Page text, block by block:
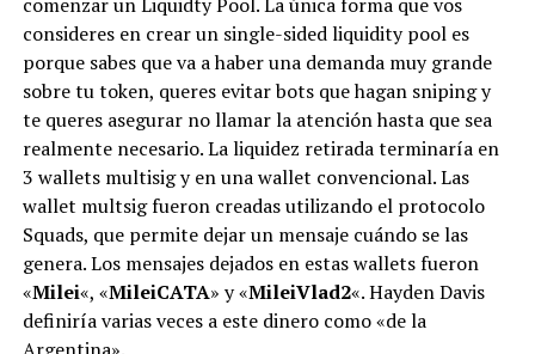
consideres en crear un single-sided liquidity pool es
porque sabes que va a haber una demanda muy grande
sobre tu token, queres evitar bots que hagan sniping y
te queres asegurar no llamar la atención hasta que sea
realmente necesario. La liquidez retirada terminaría en
3 wallets multisig y en una wallet convencional. Las
wallet multsig fueron creadas utilizando el protocolo
Squads, que permite dejar un mensaje cuándo se las
genera. Los mensajes dejados en estas wallets fueron
«Milei«, «MileiCATA» y «MileiVlad2«. Hayden Davis
definiría varias veces a este dinero como «de la
Argentina».